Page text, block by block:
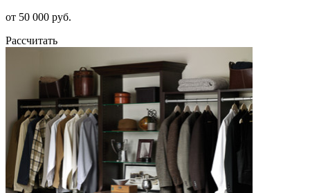
от 50 000 руб.
Рассчитать